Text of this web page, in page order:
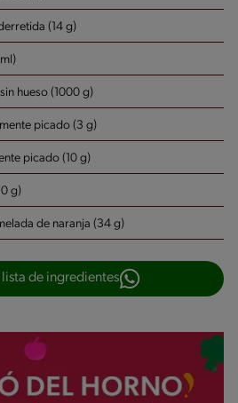
(14 g)
hueso (1000 g)
picado (3 g)
picado (10 g)
g)
de naranja (34 g)
de ingredientes